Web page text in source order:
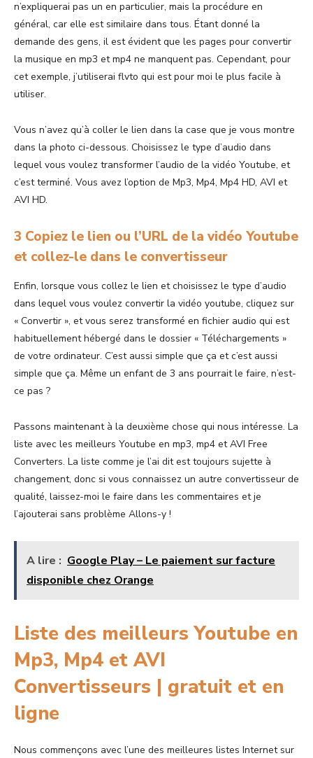
n’expliquerai pas un en particulier, mais la procédure en
général, car elle est similaire dans tous. Étant donné la
demande des gens, il est évident que les pages pour convertir
la musique en mp3 et mp4 ne manquent pas. Cependant, pour
cet exemple, j’utiliserai flvto qui est pour moi le plus facile à
utiliser.
Vous n’avez qu’à coller le lien dans la case que je vous montre
dans la photo ci-dessous. Choisissez le type d’audio dans
lequel vous voulez transformer l’audio de la vidéo Youtube, et
c’est terminé. Vous avez l’option de Mp3, Mp4, Mp4 HD, AVI et
AVI HD.
3 Copiez le lien ou l’URL de la vidéo Youtube
et collez-le dans le convertisseur
Enfin, lorsque vous collez le lien et choisissez le type d’audio
dans lequel vous voulez convertir la vidéo youtube, cliquez sur
« Convertir », et vous serez transformé en fichier audio qui est
habituellement hébergé dans le dossier « Téléchargements »
de votre ordinateur. C’est aussi simple que ça et c’est aussi
simple que ça. Même un enfant de 3 ans pourrait le faire, n’est-
ce pas ?
Passons maintenant à la deuxième chose qui nous intéresse. La
liste avec les meilleurs Youtube en mp3, mp4 et AVI Free
Converters. La liste comme je l’ai dit est toujours sujette à
changement, donc si vous connaissez un autre convertisseur de
qualité, laissez-moi le faire dans les commentaires et je
l’ajouterai sans problème Allons-y !
A lire : Google Play – Le paiement sur facture
disponible chez Orange
Liste des meilleurs Youtube en
Mp3, Mp4 et AVI
Convertisseurs | gratuit et en
ligne
Nous commençons avec l’une des meilleures listes Internet sur